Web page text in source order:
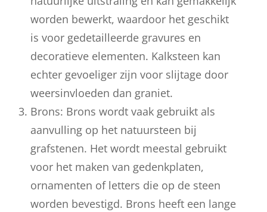
worden bewerkt, waardoor het geschikt
is voor gedetailleerde gravures en
decoratieve elementen. Kalksteen kan
echter gevoeliger zijn voor slijtage door
weersinvloeden dan graniet.
Brons: Brons wordt vaak gebruikt als
aanvulling op het natuursteen bij
grafstenen. Het wordt meestal gebruikt
voor het maken van gedenkplaten,
ornamenten of letters die op de steen
worden bevestigd. Brons heeft een lange